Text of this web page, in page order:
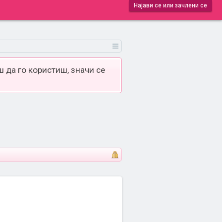
Најави се или зачлени се
да го користиш, значи се